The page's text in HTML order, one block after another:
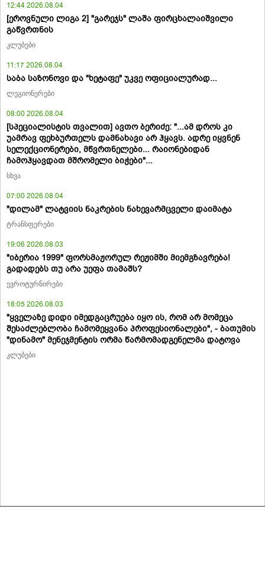
12:44 2026.08.04
[ეროვნული ლიგა 2] "გარეჯს" ლაშა ფირცხალაიშვილი
გაწვრთნის
კლუბები
11:17 2026.08.04
საბა საზონოვი და "ხეტაფე" უკვე ოფიციალურად...
ლეგიონერები
08:00 2026.08.04
[სპეციალისტის თვალით] ავთო ბერიძე: "...ამ დროს კი
უამრავ ფეხბურთელს დამნახავი არ ჰყავს. ადრე იყვნენ
სელექციონერები, მწვრთნელები... რაიონებიდან
ჩამოჰყავდათ მშრომელი ბიჭები"...
სხვა
07:00 2026.08.04
"დილამ" ლატვიის ნაკრების ნახევარმცველი დაიმატა
ტრანსფერები
19:06 2026.08.03
"იბერია 1999" ფორსმაჟორულ რეჟიმში მიემგზავრება!
გადადებს თუ არა უეფა თამაშს?
ევროტურნირები
18:05 2026.08.03
"ყველაზე დიდი იმედგაცრუება იყო ის, რომ არ მომეცა
შესაძლებლობა ჩამომეყვანა პროფესიონალები", - ბათუმის
"დინამო" მენეჯმენტის ორმა წარმომადგენელმა დატოვა
კლუბები